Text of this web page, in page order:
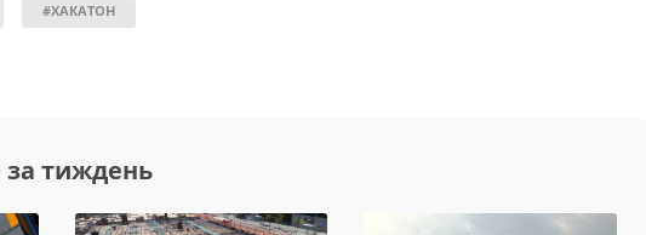
#ХАКАТОН
тиждень